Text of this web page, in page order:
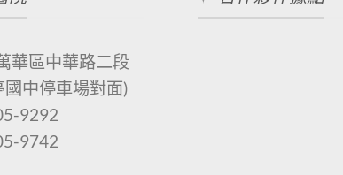
華區中華路二段
國中停車場對面)
9292
9742